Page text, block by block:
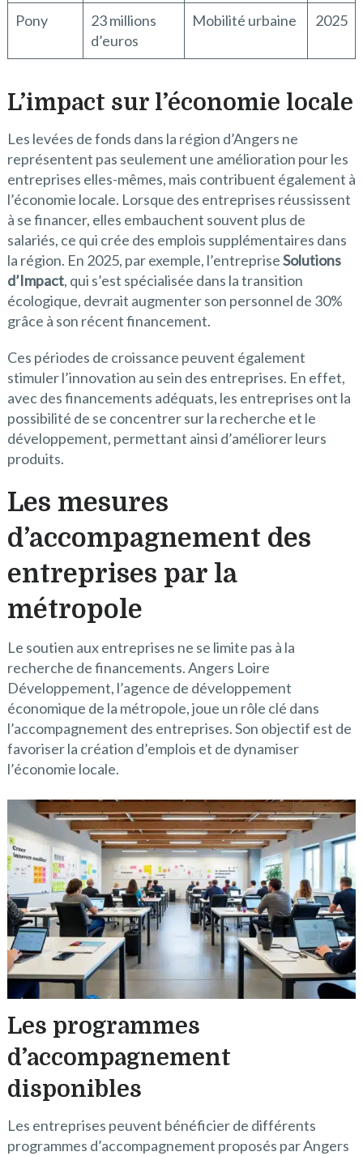
Pony
23 millions
d’euros
Mobilité urbaine 2025
L’impact sur l’économie locale
Les levées de fonds dans la région d’Angers ne
représentent pas seulement une amélioration pour les
entreprises elles-mêmes, mais contribuent également à
l’économie locale. Lorsque des entreprises réussissent
à se financer, elles embauchent souvent plus de
salariés, ce qui crée des emplois supplémentaires dans
la région. En 2025, par exemple, l’entrepriseSolutions
d’Impact, qui s’est spécialisée dans la transition
écologique, devrait augmenter son personnel de 30%
grâce à son récent financement.
Ces périodes de croissance peuvent également
stimuler l’innovation au sein des entreprises. En effet,
avec des financements adéquats, les entreprises ont la
possibilité de se concentrer sur la recherche et le
développement, permettant ainsi d’améliorer leurs
produits.
Les mesures
d’accompagnement des
entreprises par la
métropole
Le soutien aux entreprises ne se limite pas à la
recherche de financements. Angers Loire
Développement, l’agence de développement
économique de la métropole, joue un rôle clé dans
l’accompagnement des entreprises. Son objectif est de
favoriser la création d’emplois et de dynamiser
l’économie locale.
Les programmes
d’accompagnement
disponibles
Les entreprises peuvent bénéficier de différents
programmes d’accompagnement proposés par Angers